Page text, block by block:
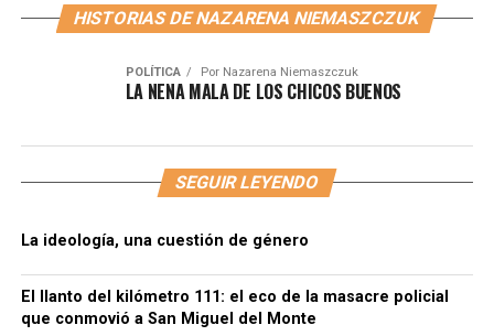
HISTORIAS DE NAZARENA NIEMASZCZUK
POLÍTICA Por Nazarena Niemaszczuk
LA NENA MALA DE LOS CHICOS BUENOS
SEGUIR LEYENDO
La ideología, una cuestión de género
El llanto del kilómetro 111: el eco de la masacre policial
que conmovió a San Miguel del Monte